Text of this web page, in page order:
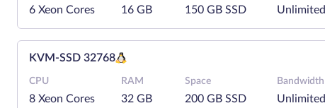
6 Xeon Cores 16 GB 150 GB SSD Unlimited
KVM-SSD 32768
CPU
8 Xeon Cores
RAM
32 GB
Space
200 GB SSD
Bandwidth
Unlimited